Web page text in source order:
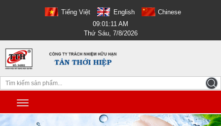
Tiếng Việt English
Chinese
09:01:11 AM
Thứ Sáu, 7/8/2026